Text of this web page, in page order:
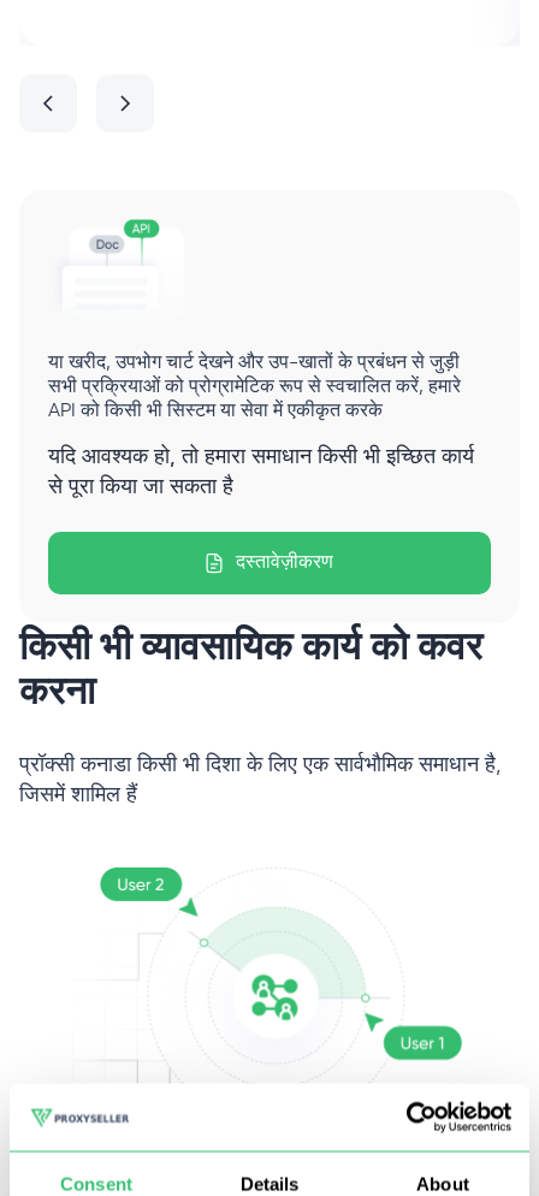
Consent Details About
या खरीद, उपभोग चार्ट देखने और उप-खातों के प्रबंधन से जुड़ी
सभी प्रक्रियाओं को प्रोग्रामेटिक रूप से स्वचालित करें, हमारे
API को किसी भी सिस्टम या सेवा में एकीकृत करके
यदि आवश्यक हो, तो हमारा समाधान किसी भी इच्छित कार्य
से पूरा किया जा सकता है
दस्तावेज़ीकरण
किसी भी व्यावसायिक कार्य को कवर
करना
प्रॉक्सी कनाडा किसी भी दिशा के लिए एक सार्वभौमिक समाधान है,
जिसमें शामिल हैं
सोशल मीडिया